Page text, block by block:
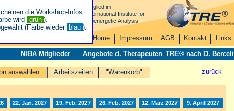
Mitglied im
International Institute for
Bioenergetic Analysis
Home Impressum AGB Kontakt Links
NIBA Mitglieder Angebote d. Therapeuten TRE® nach D. Berceli
zurück
Arbeitszeiten "Warenkorb"
auswählen
22. Jan. 2027 19. Feb. 2027 26. Feb. 2027 12. März 2027
9. April 2027
die Workshop-Infos.
wird grün ).
(Farbe wieder blau ).